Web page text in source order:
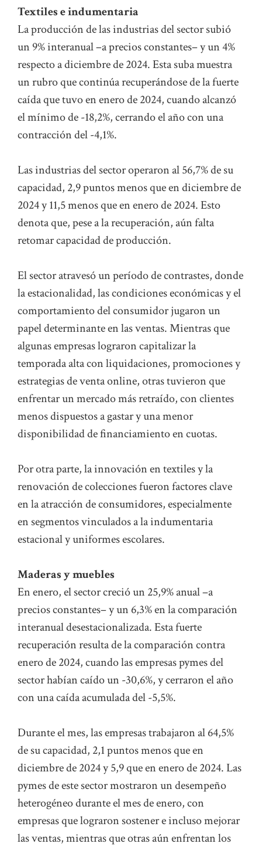
Textiles e indumentaria
La producción de las industrias del sector subió
un 9% interanual –a precios constantes– y un 4%
respecto a diciembre de 2024. Esta suba muestra
un rubro que continúa recuperándose de la fuerte
caída que tuvo en enero de 2024, cuando alcanzó
el mínimo de -18,2%, cerrando el año con una
contracción del -4,1%.
Las industrias del sector operaron al 56,7% de su
capacidad, 2,9 puntos menos que en diciembre de
2024 y 11,5 menos que en enero de 2024. Esto
denota que, pese a la recuperación, aún falta
retomar capacidad de producción.
El sector atravesó un período de contrastes, donde
la estacionalidad, las condiciones económicas y el
comportamiento del consumidor jugaron un
papel determinante en las ventas. Mientras que
algunas empresas lograron capitalizar la
temporada alta con liquidaciones, promociones y
estrategias de venta online, otras tuvieron que
enfrentar un mercado más retraído, con clientes
menos dispuestos a gastar y una menor
disponibilidad de financiamiento en cuotas.
Por otra parte, la innovación en textiles y la
renovación de colecciones fueron factores clave
en la atracción de consumidores, especialmente
en segmentos vinculados a la indumentaria
estacional y uniformes escolares.
Maderas y muebles
En enero, el sector creció un 25,9% anual –a
precios constantes– y un 6,3% en la comparación
interanual desestacionalizada. Esta fuerte
recuperación resulta de la comparación contra
enero de 2024, cuando las empresas pymes del
sector habían caído un -30,6%, y cerraron el año
con una caída acumulada del -5,5%.
Durante el mes, las empresas trabajaron al 64,5%
de su capacidad, 2,1 puntos menos que en
diciembre de 2024 y 5,9 que en enero de 2024. Las
pymes de este sector mostraron un desempeño
heterogéneo durante el mes de enero, con
empresas que lograron sostener e incluso mejorar
las ventas, mientras que otras aún enfrentan los